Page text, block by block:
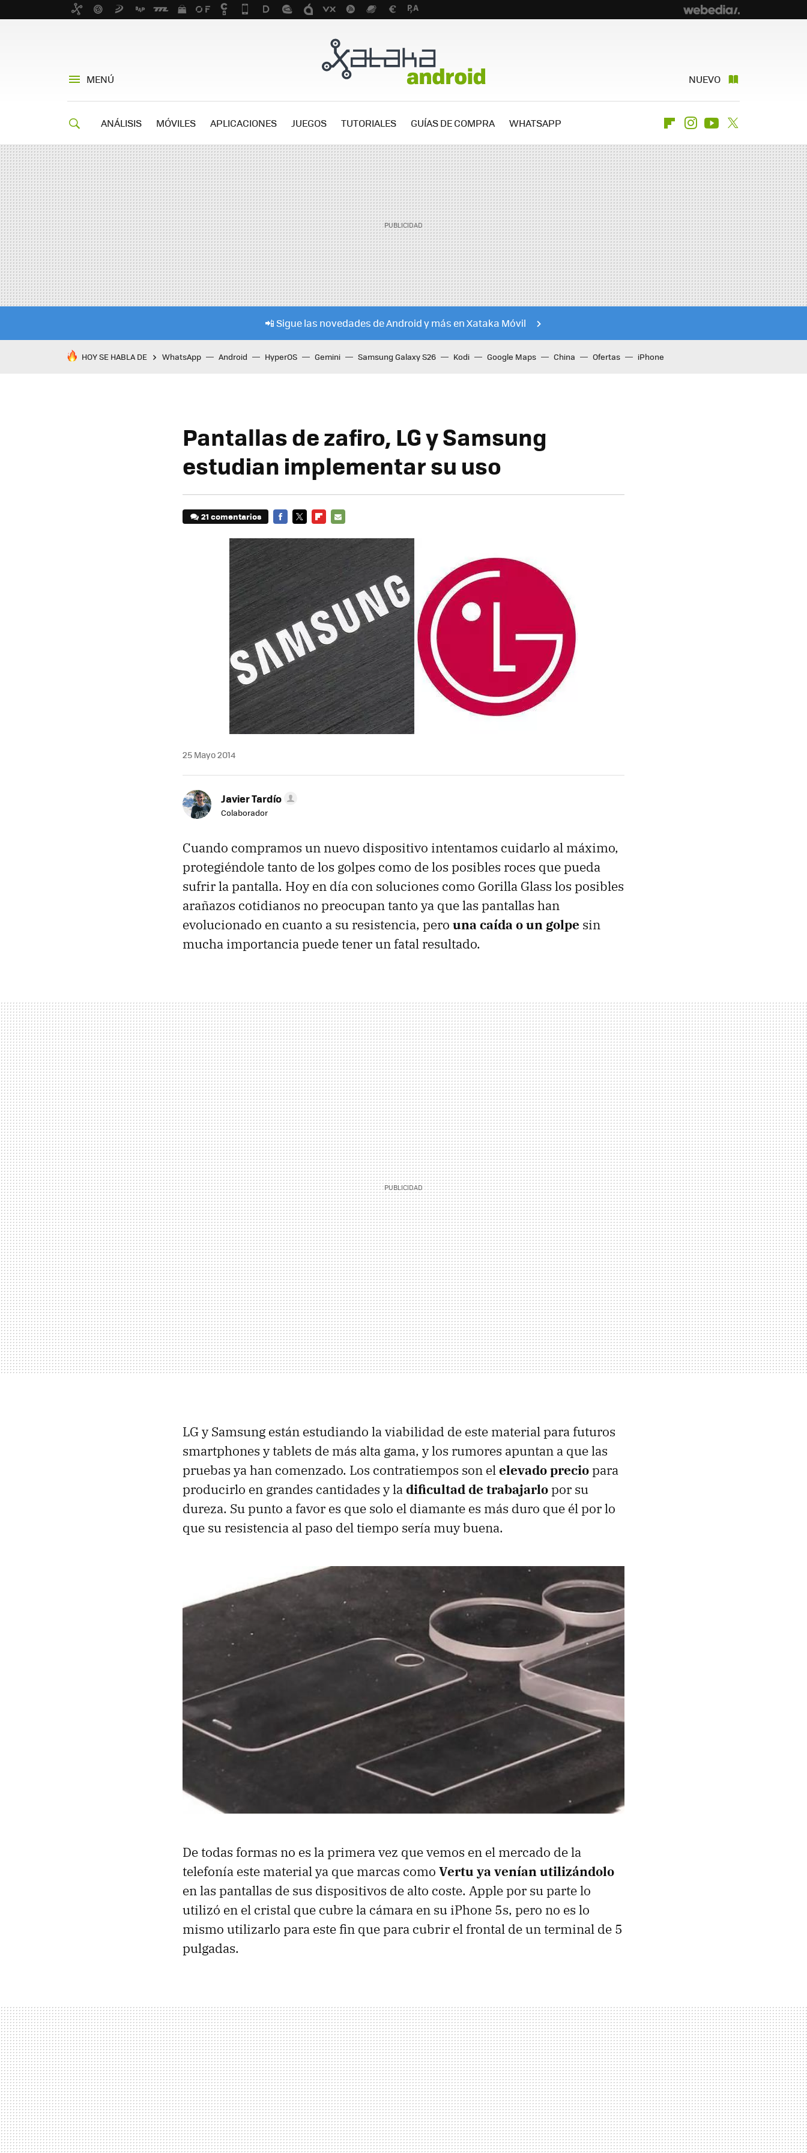
MENÚ NUEVO
ANÁLISIS MÓVILES APLICACIONES JUEGOS TUTORIALES GUÍAS DE COMPRA WHATSAPP FlipboardInstagramYoutube
📲 Sigue las novedades de Android y más en Xataka Móvil
HOY SE HABLA DE WhatsApp Android HyperOS Gemini Samsung Galaxy S26 Kodi Google Maps China Ofertas iPhone
Pantallas de zafiro, LG y Samsung
estudian implementar su uso
21 comentarios
25 Mayo 2014
Javier Tardío
Colaborador
Cuando compramos un nuevo dispositivo intentamos cuidarlo al máximo,
protegiéndole tanto de los golpes como de los posibles roces que pueda
sufrir la pantalla. Hoy en día con soluciones como Gorilla Glass los posibles
arañazos cotidianos no preocupan tanto ya que las pantallas han
evolucionado en cuanto a su resistencia, pero una caída o un golpe sin
mucha importancia puede tener un fatal resultado.
LG y Samsung están estudiando la viabilidad de este material para futuros
smartphones y tablets de más alta gama, y los rumores apuntan a que las
pruebas ya han comenzado. Los contratiempos son elelevado preciopara
producirlo en grandes cantidades y ladificultad de trabajarlopor su
dureza. Su punto a favor es que solo el diamante es más duro que él por lo
que su resistencia al paso del tiempo sería muy buena.
De todas formas no es la primera vez que vemos en el mercado de la
telefonía este material ya que marcas como Vertu ya venían utilizándolo
en las pantallas de sus dispositivos de alto coste. Apple por su parte lo
utilizó en el cristal que cubre la cámara en su iPhone 5s, pero no es lo
mismo utilizarlo para este fin que para cubrir el frontal de un terminal de 5
pulgadas.